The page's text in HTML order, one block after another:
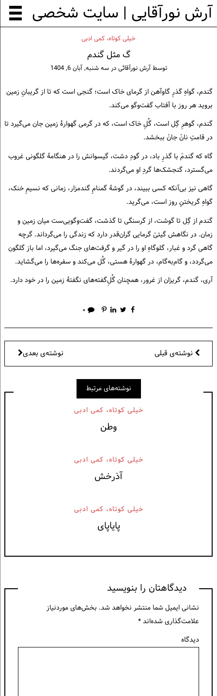
آرش نورآقایی | سایت شخصی
خيلی كوتاه، كمی ادبی
گ مثل گندم
توسطآرش نورآقائی درسه شنبه, آبان 6, 1404
گندم، گواهِ گذرِ گاوآهن از گرمای خاک است؛ گنجی است که تا از گریبانِ زمین
بروید هر روز با آفتاب گفت‌وگو می‌کند.
گندم، گوهرِ گِل است، گُلِ خاک است، که در گرمی گهوارهٔ زمین جان می‌گیرد تا
در قامتِ نانْ جانْ ببخشد.
گاه که گندمْ با گذرِ باد، در گودِ دشت، گیسوانش را در هنگامهٔ گلگونی غروب
می‌گسترد، گنجشک‌ها گردِ او می‌گردند.
گاهی نیز بی‌آنکه کسی ببیند، در گوشهٔ گمنامِ گندمزار، زمانی که نسیمِ خنک،
گواهِ گریختنِ روز است، می‌گرید.
گندم از گِل تا گوشت، از گرسنگی تا گذشت، گفت‌وگویی‌ست میان زمین و
زمان. در نگاهش گیتیْ گرمایی گران‌قدر دارد که زندگی را می‌گرداند. گرچه
گاهی گرد و غبار، گلوگاهِ او را در گیر و گرفت‌های جنگ می‌گیرد، اما باز گلگون
می‌گردد، و گام‌به‌گام، در گهوارهٔ هستی، گُل می‌کند و سفره‌ها را می‌گشاید.
آری، گندم، گریزان از غرور، همچنان گُلِ‌گفته‌های نگفتهٔ زمین را در خود دارد.
۰
نوشته‌ی قبلی نوشته‌ی بعدی
نوشته‌های مرتبط
خيلی كوتاه، كمی ادبی
وطن
خيلی كوتاه، كمی ادبی
آذرخش
خيلی كوتاه، كمی ادبی
پایاپای
دیدگاهتان را بنویسید
نشانی ایمیل شما منتشر نخواهد شد. بخش‌های موردنیاز
علامت‌گذاری شده‌اند*
دیدگاه